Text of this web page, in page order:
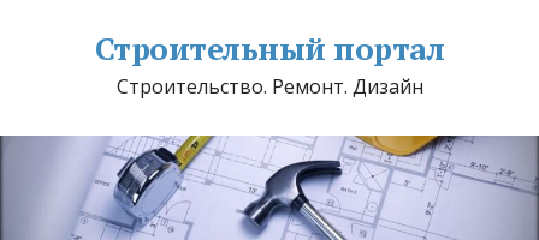
Строительный портал
Строительство. Ремонт. Дизайн